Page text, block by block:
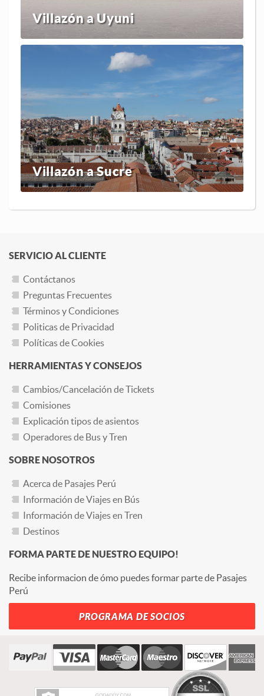
Villazón a Uyuni
Villazón a Sucre
SERVICIO AL CLIENTE
Contáctanos
Preguntas Frecuentes
Términos y Condiciones
Politicas de Privacidad
Políticas de Cookies
HERRAMIENTAS Y CONSEJOS
Cambios/Cancelación de Tickets
Comisiones
Explicación tipos de asientos
Operadores de Bus y Tren
SOBRE NOSOTROS
Acerca de Pasajes Perú
Información de Viajes en Bús
Información de Viajes en Tren
Destinos
FORMA PARTE DE NUESTRO EQUIPO!
Recibe informacion de ómo puedes formar parte de Pasajes
Perú
PROGRAMA DE SOCIOS